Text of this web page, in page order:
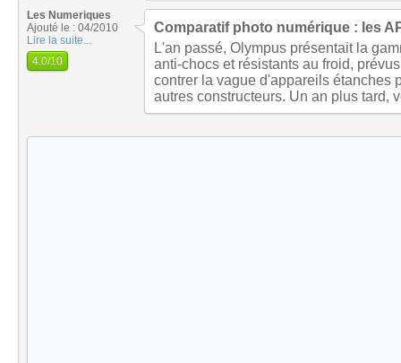
Les Numeriques
Ajouté le : 04/2010
Lire la suite...
4.0/10
Comparatif photo numérique : les
L'an passé, Olympus présentait la
anti-chocs et résistants au froid,
contrer la vague d'appareils étanches
autres constructeurs. Un an plus tard,